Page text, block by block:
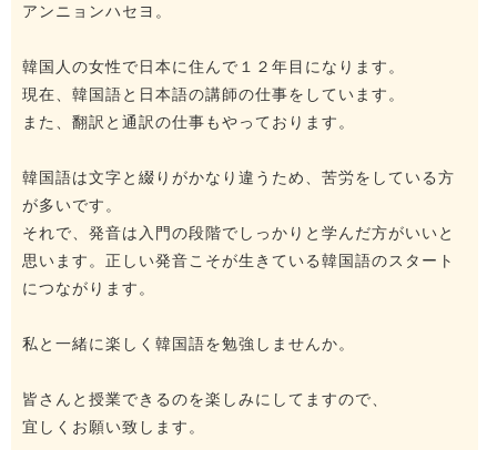
アンニョンハセヨ。
韓国人の女性で日本に住んで１２年目になります。
現在、韓国語と日本語の講師の仕事をしています。
また、翻訳と通訳の仕事もやっております。
韓国語は文字と綴りがかなり違うため、苦労をしている方
が多いです。
それで、発音は入門の段階でしっかりと学んだ方がいいと
思います。正しい発音こそが生きている韓国語のスタート
につながります。
私と一緒に楽しく韓国語を勉強しませんか。
皆さんと授業できるのを楽しみにしてますので、
宜しくお願い致します。